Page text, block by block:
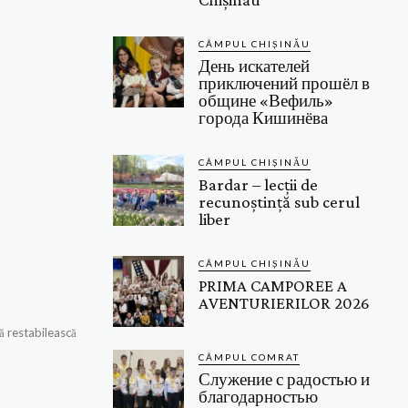
restabilească
CÂMPUL CHIȘINĂU
День искателей
приключений прошёл в
общине «Вефиль»
города Кишинёва
CÂMPUL CHIȘINĂU
Bardar – lecții de
recunoștință sub cerul
liber
CÂMPUL CHIȘINĂU
PRIMA CAMPOREE A
AVENTURIERILOR 2026
CÂMPUL COMRAT
Служение с радостью и
благодарностью